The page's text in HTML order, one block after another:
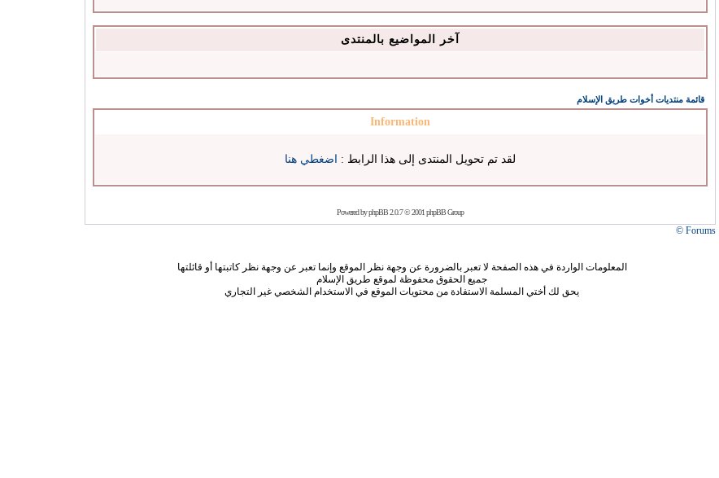
آخر المواضيع بالمنتدى
قائمة منتديات أخوات طريق الإسلام
Information
لقد تم تحويل المنتدى إلى هذا الرابط : اضغطي هنا
Powered byphpBB2.0.7 © 2001 phpBB Group
Forums ©
المعلومات الواردة في هذه الصفحة لا تعبر بالضرورة عن وجهة نظر الموقع وإنما تعبر عن وجهة نظر كاتبتها أو قائلتها
جميع الحقوق محفوظة لموقع طريق الإسلام
يحق لك أختي المسلمة الاستفادة من محتويات الموقع في الاستخدام الشخصي غير التجاري